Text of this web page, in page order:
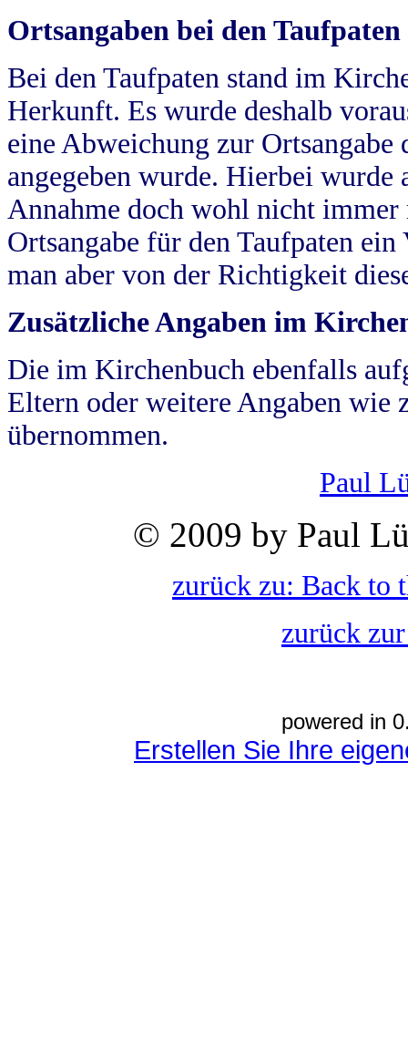
Ortsangaben bei den Taufpaten
Bei den Taufpaten stand im
Herkunft. Es wurde deshalb
eine Abweichung zur
angegeben wurde. Hierbei wurde
Annahme doch wohl nicht
Ortsangabe für den Taufpaten
man aber von der Richtigkeit
Zusätzliche Angaben im
Die im Kirchenbuch ebenfalls
Eltern oder weitere Angaben wie
übernommen.
Paul
© 2009 by Paul
zurück zu: Back to
zurück
powered in
Erstellen Sie Ihre